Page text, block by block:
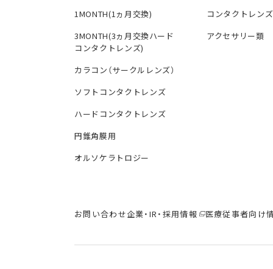
1MONTH(1ヵ月交換)
3MONTH(3ヵ月交換ハード
コンタクトレンズ)
カラコン（サークルレンズ）
ソフトコンタクトレンズ
ハードコンタクトレンズ
円錐角膜用
オルソケラトロジー
コンタクトレン
アクセサリー類
お問い合わせ企業・IR・採用情報 医療従事者向け